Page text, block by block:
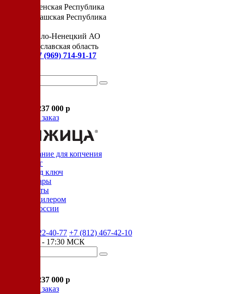
Чеченская Республика
Чувашская Республика
Ямало-Ненецкий АО
Ярославская область
+7 (969) 714-91-17
1 237 000 р
Оформить заказ
Оборудование для копчения
Каталог
Цех под ключ
Семинары
Контакты
Стать дилером
Цеха России
+7 (905) 222-40-77 +7 (812) 467-42-10
пн-пт 9:00 - 17:30 МСК
1 237 000 р
Оформить заказ